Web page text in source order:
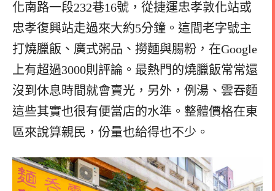
化南路一段232巷16號，從捷運忠孝敦化站或
忠孝復興站走過來大約5分鐘。這間老字號主
打燒臘飯、廣式粥品、撈麵與腸粉，在Google
上有超過3000則評論。最熱門的燒臘飯常常還
沒到休息時間就會賣光，另外，例湯、雲吞麵
這些其實也很有便當店的水準。整體價格在東
區來說算親民，份量也給得也不少。